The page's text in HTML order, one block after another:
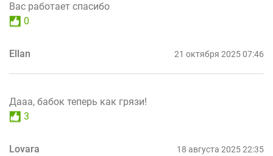
Вас работает спасибо
0
Ellan 21 октября 2025 07:46
Дааа, бабок теперь как грязи!
3
Lovara 18 августа 2025 22:35